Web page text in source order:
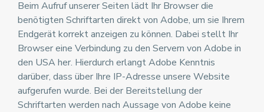
Beim Aufruf unserer Seiten lädt Ihr Browser die
benötigten Schriftarten direkt von Adobe, um sie Ihrem
Endgerät korrekt anzeigen zu können. Dabei stellt Ihr
Browser eine Verbindung zu den Servern von Adobe in
den USA her. Hierdurch erlangt Adobe Kenntnis
darüber, dass über Ihre IP-Adresse unsere Website
aufgerufen wurde. Bei der Bereitstellung der
Schriftarten werden nach Aussage von Adobe keine